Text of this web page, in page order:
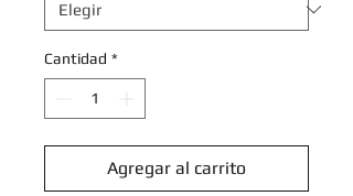
Cantidad *
Agregar al carrito